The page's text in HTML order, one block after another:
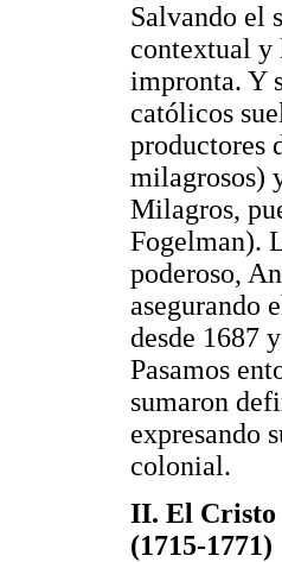
Salvando el
contextual y
impronta. Y
católicos
productores
milagrosos)
Milagros,
Fogelman).
poderoso,
asegurando
desde 1687
Pasamos
sumaron
expresando
colonial.
II. El Cristo
(1715-1771)